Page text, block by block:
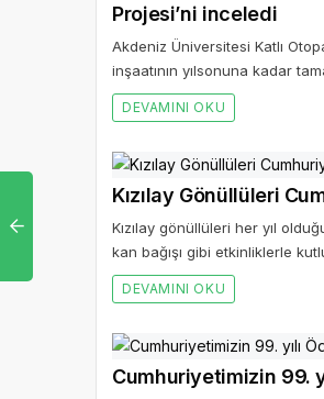
Projesi’ni inceledi
Akdeniz Üniversitesi Katlı
inşaatının yılsonuna kadar
DEVAMINI OKU
Kızılay Gönüllüleri
Kızılay gönüllüleri her yıl
kan bağışı gibi etkinliklerle
DEVAMINI OKU
Cumhuriyetimizin 99.